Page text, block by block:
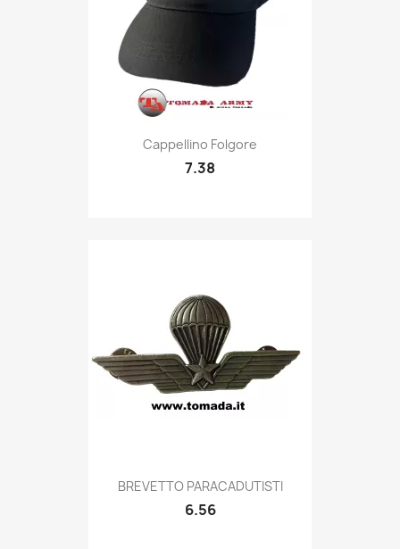
Quick view
Cappellino Folgore
7.38
Quick view
BREVETTO PARACADUTISTI
6.56